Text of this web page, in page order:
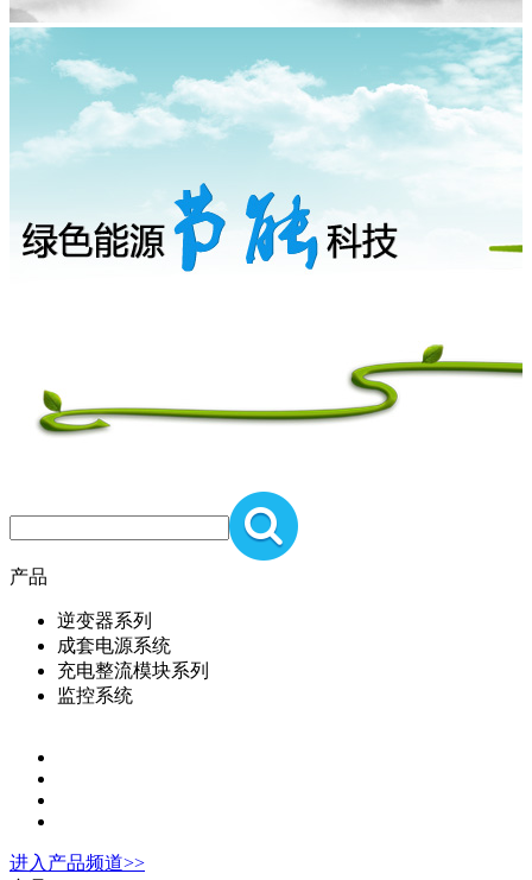
产品
逆变器系列
成套电源系统
充电整流模块系列
监控系统
进入 产品频道>>